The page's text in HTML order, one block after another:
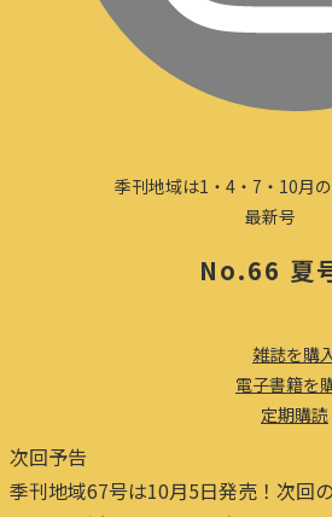
季刊地域は1・4・7・10月
最新号
No.66 夏
雑誌を購
電子書籍を
定期購読
次回予告
季刊地域67号は10月5日発売！次回